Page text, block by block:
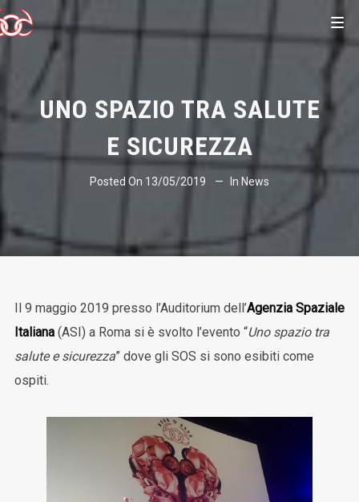
UNO SPAZIO TRA SALUTE
E SICUREZZA
Posted On 13/05/2019 In News
Il 9 maggio 2019 presso l’Auditorium dell’Agenzia Spaziale
Italiana(ASI) a Roma si è svolto l’evento “Uno spazio tra
salute e sicurezza” dove gli SOS si sono esibiti come
ospiti.